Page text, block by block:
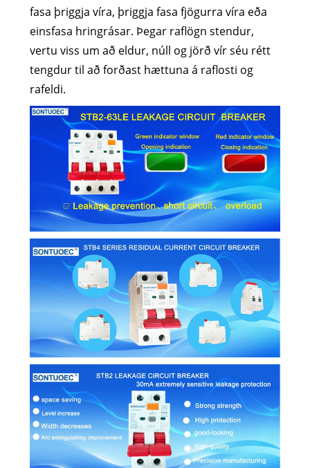
fasa þriggja víra, þriggja fasa fjögurra víra eða
einsfasa hringrásar. Þegar raflögn stendur,
vertu viss um að eldur, núll og jörð vír séu rétt
tengdur til að forðast hættuna á raflosti og
rafeldi.